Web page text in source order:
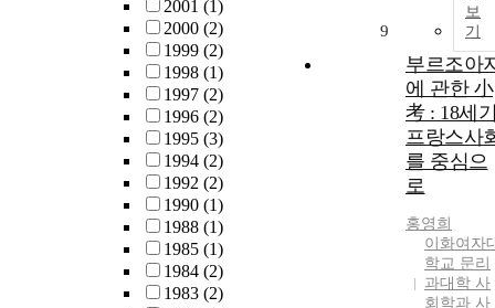
2001 (1)
2000 (2)
1999 (2)
1998 (1)
1997 (2)
1996 (2)
1995 (3)
1994 (2)
1992 (2)
1990 (1)
1988 (1)
1985 (1)
1984 (2)
1983 (2)
보
기
9
부르조아
에 관한 小
考 : 18세
프랑스사
를 중심으
로
홍영희
이화여자
학교 문리
과대학 사
회학과 사